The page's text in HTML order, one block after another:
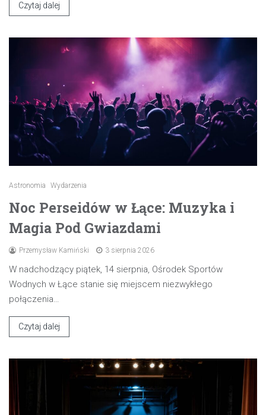
Czytaj dalej
Astronomia Wydarzenia
Noc Perseidów w Łące: Muzyka i
Magia Pod Gwiazdami
Przemysław Kamiński 3 sierpnia 2026
W nadchodzący piątek, 14 sierpnia, Ośrodek Sportów
Wodnych w Łące stanie się miejscem niezwykłego
połączenia…
Czytaj dalej